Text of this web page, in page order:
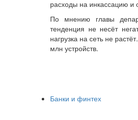
расходы на инкассацию и
По мнению главы
тенденция не несёт
нагрузка на сеть не
млн устройств.
Банки и финтех